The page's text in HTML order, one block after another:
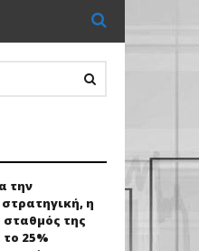
την
η
της
το 25%